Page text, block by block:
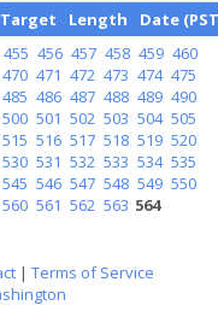
Target Length
Date
455 456 457 458 459 460
470 471 472 473 474 475
485 486 487 488 489 490
500 501 502 503 504 505
515 516 517 518 519 520
530 531 532 533 534 535
545 546 547 548 549 550
560 561 562 563 564
| Terms of Service